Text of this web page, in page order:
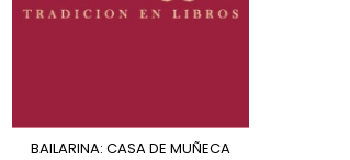
BAILARINA: CASA DE MUÑECA